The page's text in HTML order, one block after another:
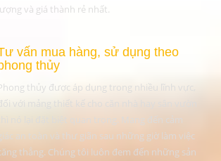
và giá thành rẻ nhất.
vấn mua hàng, sử dụng theo
thủy
thủy được áp dụng trong nhiều lĩnh vực,
với mảng thiết kế cho căn nhà hay sân vườn
thì nó lại đặt biệt quan trọng. Mang đến cảm
an toàn và thư giãn sau những giờ làm việc
thẳng. Chúng tôi luôn đem đến những sản